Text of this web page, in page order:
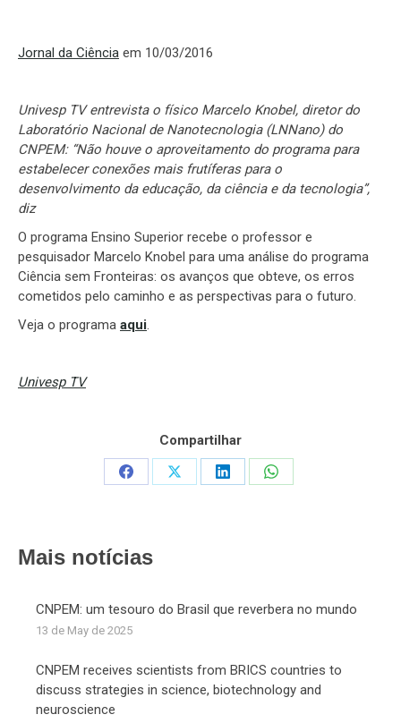
Jornal da Ciência em 10/03/2016
Univesp TV entrevista o físico Marcelo Knobel, diretor do
Laboratório Nacional de Nanotecnologia (LNNano) do
CNPEM: “Não houve o aproveitamento do programa para
estabelecer conexões mais frutíferas para o
desenvolvimento da educação, da ciência e da tecnologia”,
diz
O programa Ensino Superior recebe o professor e
pesquisador Marcelo Knobel para uma análise do programa
Ciência sem Fronteiras: os avanços que obteve, os erros
cometidos pelo caminho e as perspectivas para o futuro.
Veja o programa aqui.
Univesp TV
Compartilhar
Share
Share
Share
Share
Mais notícias
CNPEM: um tesouro do Brasil que reverbera no mundo
13 de May de 2025
CNPEM receives scientists from BRICS countries to
discuss strategies in science, biotechnology and
neuroscience